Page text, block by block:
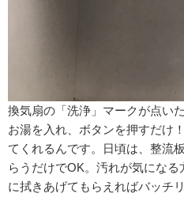
換気扇の「洗浄」マークが点い
お湯を入れ、ボタンを押すだけ
てくれるんです。日頃は、整流
らうだけでOK。汚れが気にな
に拭きあげてもらえればバッチリ